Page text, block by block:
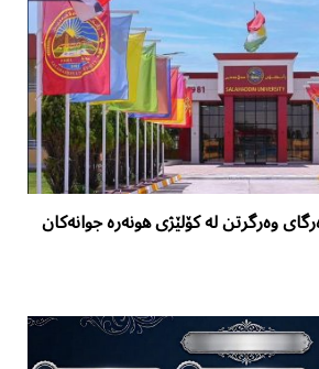
وەرگرتن لە کۆلێژی هونەرە جوانەکان